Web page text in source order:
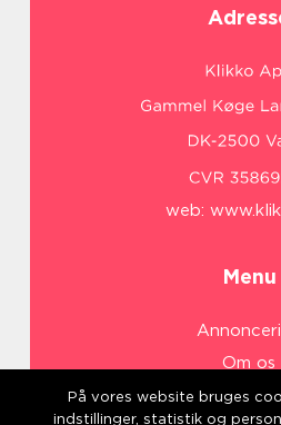
web:
Menu
Om os
Cookies
På vores website bruges
indstillinger, statistik og